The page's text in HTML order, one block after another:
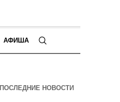
АФИША
ПОСЛЕДНИЕ НОВОСТИ